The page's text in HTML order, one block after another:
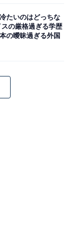
冷たいのはどっちな
の厳格過ぎる学歴
の曖昧過ぎる外国